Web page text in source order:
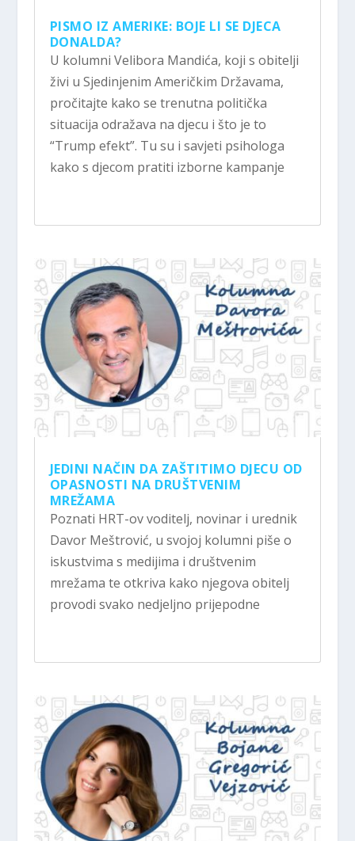
PISMO IZ AMERIKE: BOJE LI SE DJECA
DONALDA?
U kolumni Velibora Mandića, koji s obitelji
živi u Sjedinjenim Američkim Državama,
pročitajte kako se trenutna politička
situacija odražava na djecu i što je to
“Trump efekt”. Tu su i savjeti psihologa
kako s djecom pratiti izborne kampanje
JEDINI NAČIN DA ZAŠTITIMO DJECU OD
OPASNOSTI NA DRUŠTVENIM
MREŽAMA
Poznati HRT-ov voditelj, novinar i urednik
Davor Meštrović, u svojoj kolumni piše o
iskustvima s medijima i društvenim
mrežama te otkriva kako njegova obitelj
provodi svako nedjeljno prijepodne